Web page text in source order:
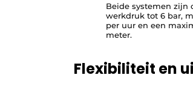
Beide systemen zijn
werkdruk tot 6 bar,
per uur en een
meter.
Flexibiliteit en